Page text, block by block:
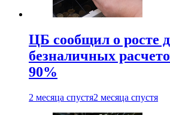
ЦБ сообщил о росте
безналичных
90%
2 месяца спустя2 месяца спустя